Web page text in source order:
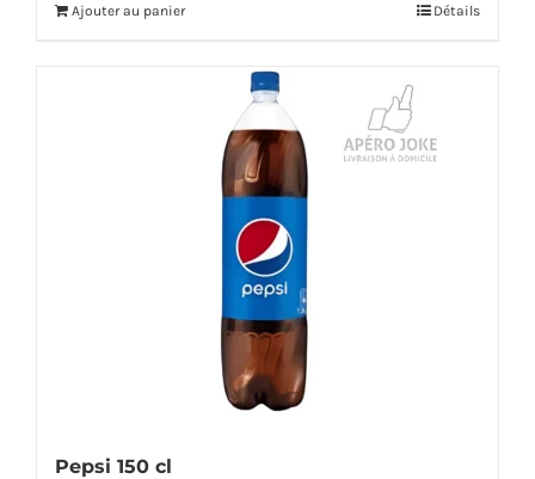
Ajouter au panier Détails
Pepsi 150 cl